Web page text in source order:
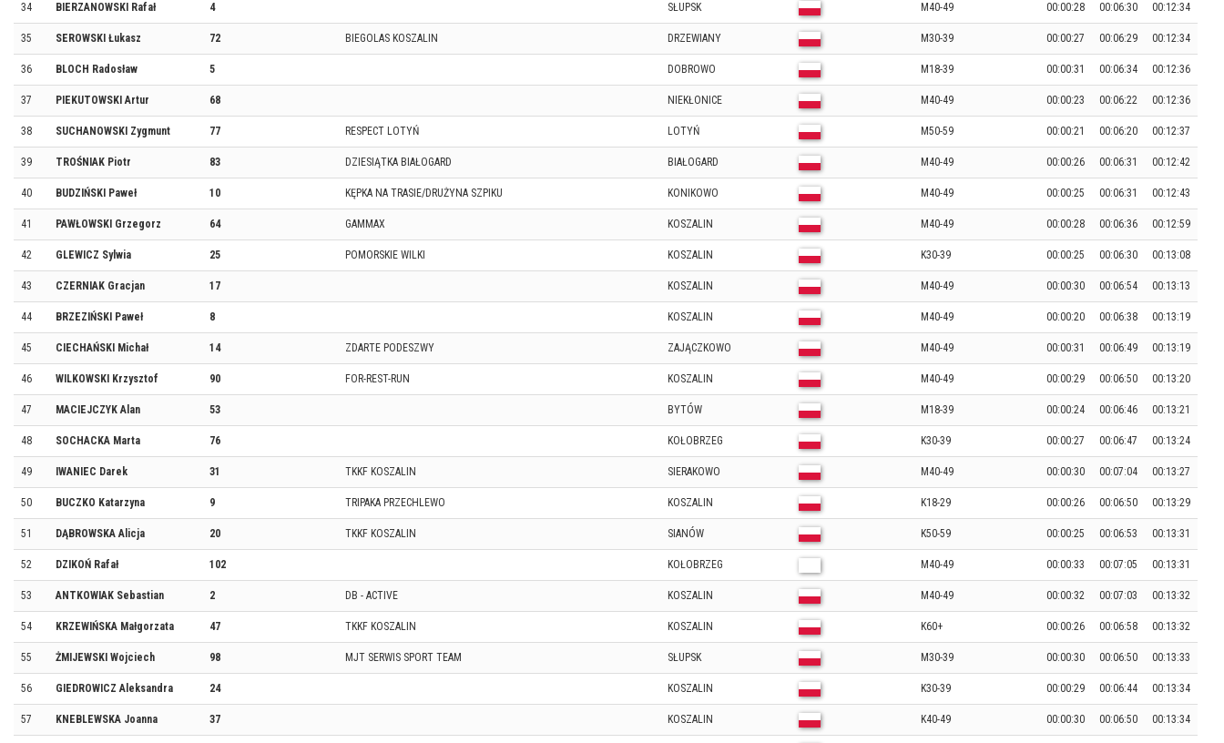
34 BIERZANOWSKI Rafał 4 SŁUPSK M40-49 00:00:28 00:06:30 00:12:34
35 SEROWSKI Łukasz 72 BIEGOLAS KOSZALIN DRZEWIANY M30-39 00:00:27 00:06:29 00:12:34
36 BLOCH Radosław 5 DOBROWO M18-39 00:00:31 00:06:34 00:12:36
37 PIEKUTOWSKI Artur 68 NIEKŁONICE M40-49 00:00:23 00:06:22 00:12:36
38 SUCHANOWSKI Zygmunt 77 RESPECT LOTYŃ LOTYŃ M50-59 00:00:21 00:06:20 00:12:37
39 TROŚNIAK Piotr 83 DZIESIĄTKA BIAŁOGARD BIAŁOGARD M40-49 00:00:26 00:06:31 00:12:42
40 BUDZIŃSKI Paweł 10 KĘPKA NA TRASIE/DRUŻYNA SZPIKU KONIKOWO M40-49 00:00:25 00:06:31 00:12:43
41 PAWŁOWSKI Grzegorz 64 GAMMAX KOSZALIN M40-49 00:00:28 00:06:36 00:12:59
42 GLEWICZ Sylwia 25 POMORSKIE WILKI KOSZALIN K30-39 00:00:25 00:06:30 00:13:08
43 CZERNIAK Gracjan 17 KOSZALIN M40-49 00:00:30 00:06:54 00:13:13
44 BRZEZIŃSKI Paweł 8 KOSZALIN M40-49 00:00:20 00:06:38 00:13:19
45 CIECHAŃSKI Michał 14 ZDARTE PODESZWY ZAJĄCZKOWO M40-49 00:00:31 00:06:49 00:13:19
46 WILKOWSKI Krzysztof 90 FOR-REST-RUN KOSZALIN M40-49 00:00:29 00:06:50 00:13:20
47 MACIEJCZYK Alan 53 BYTÓW M18-39 00:00:24 00:06:46 00:13:21
48 SOCHACKA Marta 76 KOŁOBRZEG K30-39 00:00:27 00:06:47 00:13:24
49 IWANIEC Darek 31 TKKF KOSZALIN SIERAKOWO M40-49 00:00:30 00:07:04 00:13:27
50 BUCZKO Katarzyna 9 TRIPAKA PRZECHLEWO KOSZALIN K18-29 00:00:26 00:06:50 00:13:29
51 DĄBROWSKA Alicja 20 TKKF KOSZALIN SIANÓW K50-59 00:00:25 00:06:53 00:13:31
52 DZIKOŃ Rafał 102 KOŁOBRZEG M40-49 00:00:33 00:07:05 00:13:31
53 ANTKOWIAK Sebastian 2 DB - ACTIVE KOSZALIN M40-49 00:00:32 00:07:03 00:13:32
54 KRZEWIŃSKA Małgorzata 47 TKKF KOSZALIN KOSZALIN K60+ 00:00:26 00:06:58 00:13:32
55 ŻMIJEWSKI Wojciech 98 MJT SERWIS SPORT TEAM SŁUPSK M30-39 00:00:30 00:06:50 00:13:33
56 GIEDROWICZ Aleksandra 24 KOSZALIN K30-39 00:00:29 00:06:44 00:13:34
57 KNEBLEWSKA Joanna 37 KOSZALIN K40-49 00:00:30 00:06:50 00:13:34